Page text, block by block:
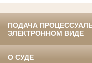
ПОДАЧА
ЭЛЕКТРОННОМ ВИДЕ
О СУДЕ